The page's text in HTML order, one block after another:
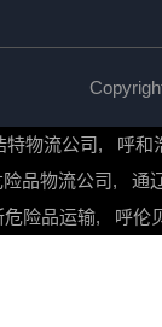
特物流公司, 呼和
品物流公司, 通
危险品运输, 呼伦